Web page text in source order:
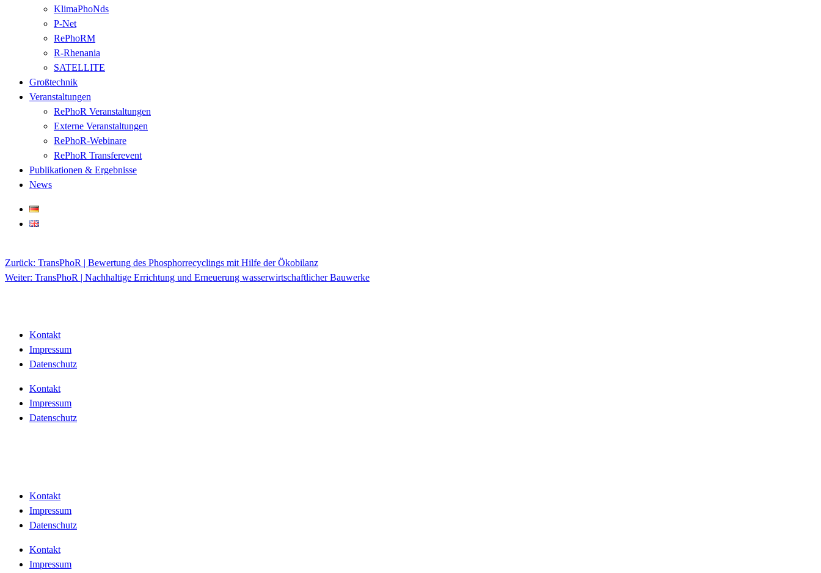
KlimaPhoNds
P-Net
RePhoRM
R-Rhenania
SATELLITE
Großtechnik
Veranstaltungen
RePhoR Veranstaltungen
Externe Veranstaltungen
RePhoR-Webinare
RePhoR Transferevent
Publikationen & Ergebnisse
News
Beitragsnavigation
Zurück: TransPhoR | Bewertung des Phosphorrecyclings mit Hilfe der Ökobilanz
Weiter: TransPhoR | Nachhaltige Errichtung und Erneuerung wasserwirtschaftlicher Bauwerke
Kontakt
Impressum
Datenschutz
Kontakt
Impressum
Datenschutz
Kontakt
Impressum
Datenschutz
Kontakt
Impressum